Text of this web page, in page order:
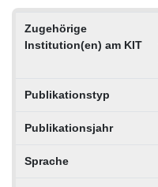
Zugehörige
Institution(en) am KIT
Publikationstyp
Publikationsjahr
Sprache